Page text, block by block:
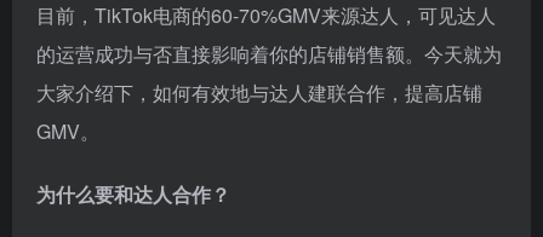
目前，TikTok电商的60-70%GMV来源达人，可见达人
的运营成功与否直接影响着你的店铺销售额。今天就为
大家介绍下，如何有效地与达人建联合作，提高店铺
GMV。
为什么要和达人合作？